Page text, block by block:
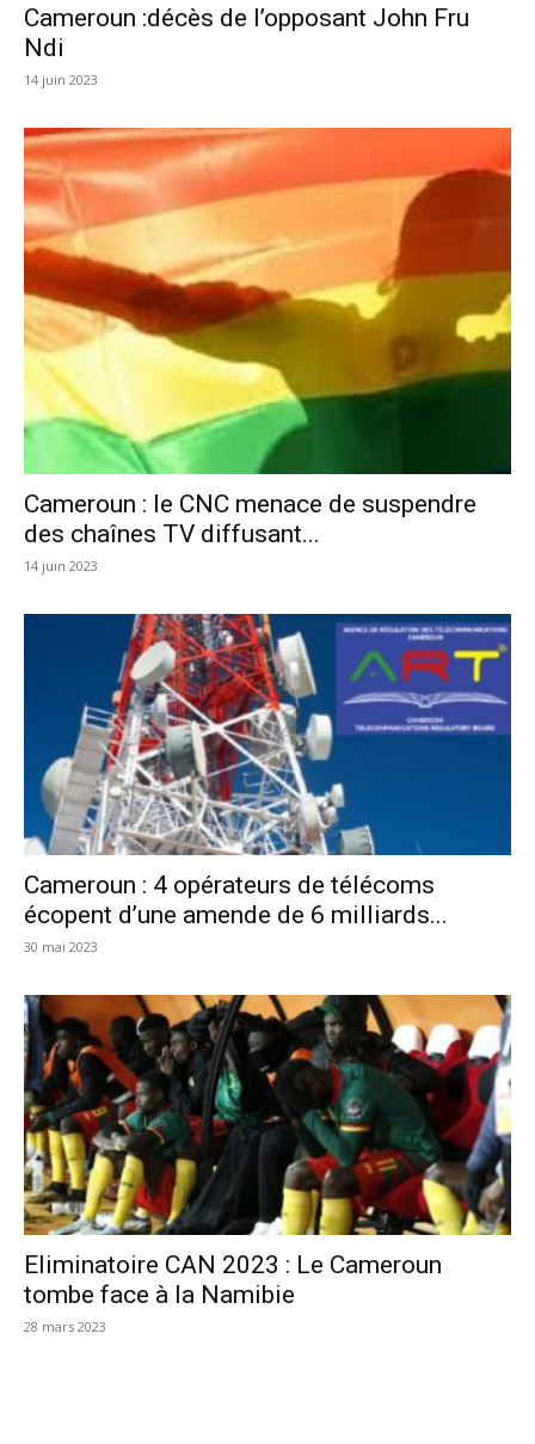
Cameroun :décès de l’opposant John Fru
Ndi
14 juin 2023
Cameroun : le CNC menace de suspendre
des chaînes TV diffusant...
14 juin 2023
Cameroun : 4 opérateurs de télécoms
écopent d’une amende de 6 milliards...
30 mai 2023
Eliminatoire CAN 2023 : Le Cameroun
tombe face à la Namibie
28 mars 2023